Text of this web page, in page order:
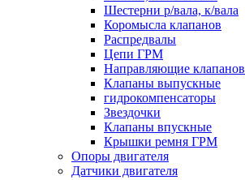
Шестерни р/вала, к/вала
Коромысла клапанов
Распредвалы
Цепи ГРМ
Направляющие клапанов
Клапаны выпускные
гидрокомпенсаторы
Звездочки
Клапаны впускные
Крышки ремня ГРМ
Опоры двигателя
Датчики двигателя